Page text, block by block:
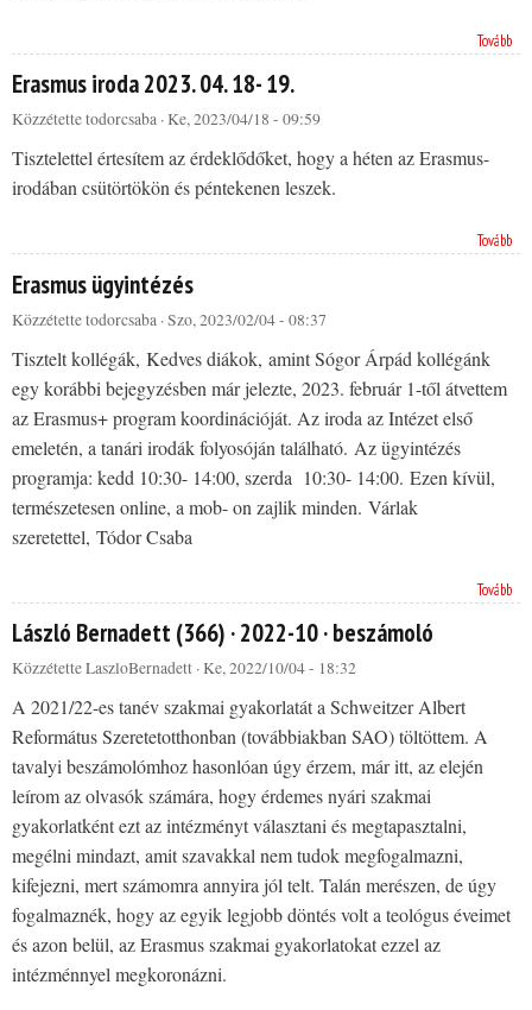
Tovább
Erasmus iroda 2023. 04. 18- 19.
Közzétettetodorcsaba · Ke, 2023/04/18 - 09:59
Tisztelettel értesítem az érdeklődőket, hogy a héten az Erasmus-
irodában csütörtökön és péntekenen leszek.
Tovább
Erasmus ügyintézés
Közzétettetodorcsaba · Szo, 2023/02/04 - 08:37
Tisztelt kollégák, Kedves diákok, amint Sógor Árpád kollégánk
egy korábbi bejegyzésben már jelezte, 2023. február 1-től átvettem
az Erasmus+ program koordinációját. Az iroda az Intézet első
emeletén, a tanári irodák folyosóján található. Az ügyintézés
programja: kedd 10:30- 14:00, szerda 10:30- 14:00. Ezen kívül,
természetesen online, a mob- on zajlik minden. Várlak
szeretettel, Tódor Csaba
Tovább
László Bernadett (366) · 2022-10 · beszámoló
KözzétetteLaszloBernadett · Ke, 2022/10/04 - 18:32
A 2021/22-es tanév szakmai gyakorlatát a Schweitzer Albert
Református Szeretetotthonban (továbbiakban SAO) töltöttem. A
tavalyi beszámolómhoz hasonlóan úgy érzem, már itt, az elején
leírom az olvasók számára, hogy érdemes nyári szakmai
gyakorlatként ezt az intézményt választani és megtapasztalni,
megélni mindazt, amit szavakkal nem tudok megfogalmazni,
kifejezni, mert számomra annyira jól telt. Talán merészen, de úgy
fogalmaznék, hogy az egyik legjobb döntés volt a teológus éveimet
és azon belül, az Erasmus szakmai gyakorlatokat ezzel az
intézménnyel megkoronázni.